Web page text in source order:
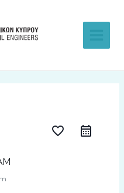
favorite_border